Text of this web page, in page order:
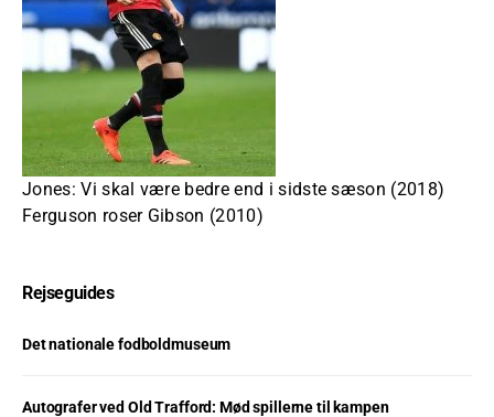
Jones: Vi skal være bedre end i sidste sæson (2018)
Ferguson roser Gibson (2010)
Rejseguides
Det nationale fodboldmuseum
Autografer ved Old Trafford: Mød spillerne til kampen